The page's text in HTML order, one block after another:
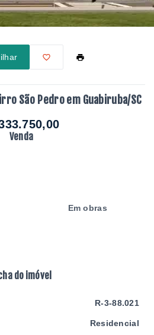
São Pedro em Guabiruba/SC
Venda
Em obras
do imóvel
R-3-88.021
Residencial